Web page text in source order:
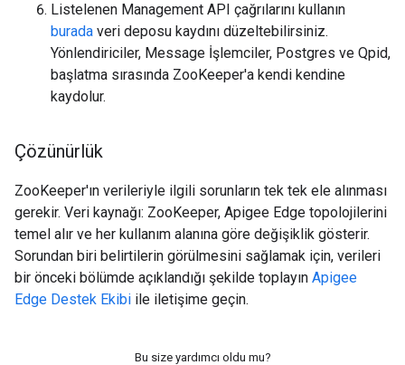
Listelenen Management API çağrılarını kullanın
burada veri deposu kaydını düzeltebilirsiniz.
Yönlendiriciler, Message İşlemciler, Postgres ve Qpid,
başlatma sırasında ZooKeeper'a kendi kendine
kaydolur.
Çözünürlük
ZooKeeper'ın verileriyle ilgili sorunların tek tek ele alınması
gerekir. Veri kaynağı: ZooKeeper, Apigee Edge topolojilerini
temel alır ve her kullanım alanına göre değişiklik gösterir.
Sorundan biri belirtilerin görülmesini sağlamak için, verileri
bir önceki bölümde açıklandığı şekilde toplayın Apigee
Edge Destek Ekibi ile iletişime geçin.
Bu size yardımcı oldu mu?